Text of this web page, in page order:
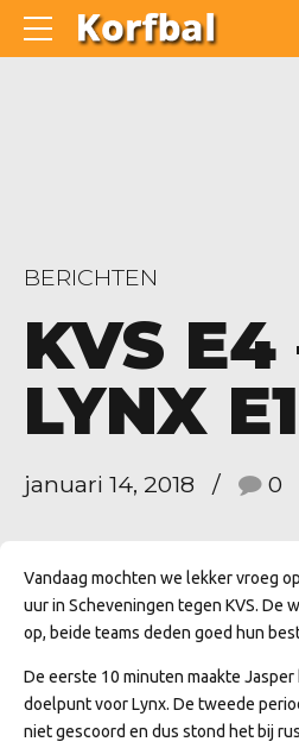
BERICHTEN
KVS E4
LYNX E1
januari 14, 2018 0
Vandaag mochten we lekker vroeg
uur in Scheveningen tegen KVS. De
op, beide teams deden goed hun
De eerste 10 minuten maakte
doelpunt voor Lynx. De tweede
niet gescoord en dus stond het bij